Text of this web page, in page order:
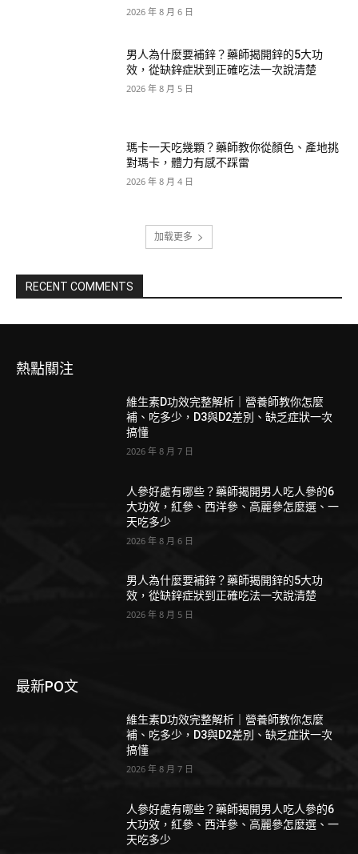
2026 年 8 月 6 日
男人為什麼要補鋅？藥師揭開鋅的5大功
效，從缺鋅症狀到正確吃法一次說清楚
2026 年 8 月 5 日
瑪卡一天吃幾顆？藥師教你從顏色、產地挑
對瑪卡，體力有感不踩雷
2026 年 8 月 4 日
加载更多
RECENT COMMENTS
熱點關注
維生素D功效完整解析｜營養師教你怎麼
補、吃多少，D3與D2差別、缺乏症狀一次
搞懂
2026 年 8 月 7 日
人參好處有哪些？藥師揭開男人吃人參的6
大功效，紅參、西洋參、高麗參怎麼選、一
天吃多少
2026 年 8 月 6 日
男人為什麼要補鋅？藥師揭開鋅的5大功
效，從缺鋅症狀到正確吃法一次說清楚
2026 年 8 月 5 日
最新PO文
維生素D功效完整解析｜營養師教你怎麼
補、吃多少，D3與D2差別、缺乏症狀一次
搞懂
2026 年 8 月 7 日
人參好處有哪些？藥師揭開男人吃人參的6
大功效，紅參、西洋參、高麗參怎麼選、一
天吃多少